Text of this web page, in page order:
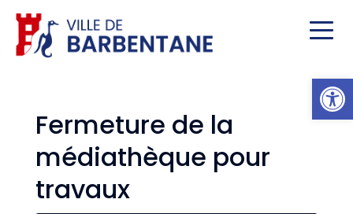
Fermeture de la
médiathèque pour
travaux